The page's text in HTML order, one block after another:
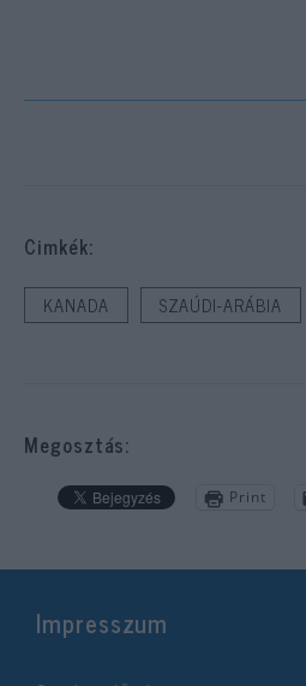
Cimkék:
KANADA SZAÚDI-ARÁBIA
Megosztás:
Print
Impresszum